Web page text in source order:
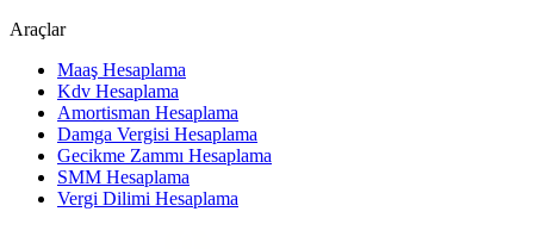
Araçlar
Maaş Hesaplama
Kdv Hesaplama
Amortisman Hesaplama
Damga Vergisi Hesaplama
Gecikme Zammı Hesaplama
SMM Hesaplama
Vergi Dilimi Hesaplama